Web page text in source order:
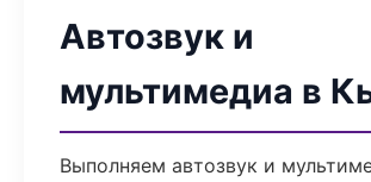
Автозвук и
мультимедиа в
Выполняем автозвук и